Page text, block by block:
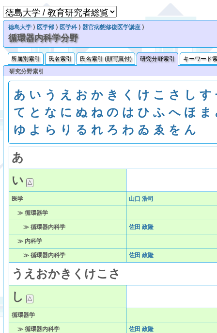
徳島大学 ⟩ 医学部 ⟩ 医学科 ⟩器官病態修復医学講座 ⟩
循環器内科学分野
所属別索引 氏名索引 氏名索引 (顔写真付) 研究分野索引
キーワード
研究分野索引
あ い う え お か き く け こ さ し す
て と な に ぬ ね の は ひ ふ へ ほ ま
ゆ よ ら り る れ ろ わ ゐ ゑ を ん
あ
い
医学 山口 浩司
≫ 循環器学
≫ 循環器内科学 佐田 政隆
≫ 内科学
≫ 循環器内科学 佐田 政隆
う え おかき く けこ さ
し
循環器学
≫ 循環器内科学 佐田 政隆